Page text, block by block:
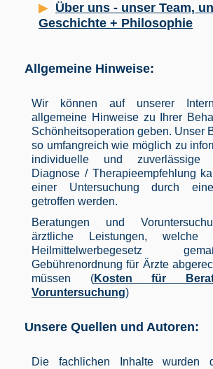
Über uns - unser Team,
Geschichte + Philosophie
Allgemeine Hinweise:
Wir können auf unserer
allgemeine Hinweise zu Ihrer
Schönheitsoperation geben. Unser
so umfangreich wie möglich zu
individuelle und zuverlässige
Diagnose / Therapieempfehlung
einer Untersuchung durch
getroffen werden.
Beratungen und
ärztliche Leistungen, welche
Heilmittelwerbegesetz
Gebührenordnung für Ärzte
müssen (Kosten für
Voruntersuchung)
Unsere Quellen und Autoren:
Die fachlichen Inhalte wurden